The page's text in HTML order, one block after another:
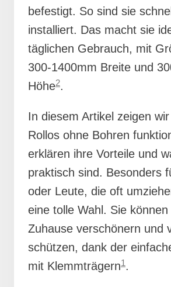
befestigt. So sind sie
installiert. Das macht sie
täglichen Gebrauch, mit
300-1400mm Breite und
Höhe2.
In diesem Artikel zeigen
Rollos ohne Bohren
erklären ihre Vorteile und
praktisch sind. Besonders
oder Leute, die oft
eine tolle Wahl. Sie
Zuhause verschönern und
schützen, dank der
mit Klemmträgern1.